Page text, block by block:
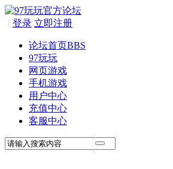
登录
| 立即注册
论坛首页BBS
97玩玩
网页游戏
手机游戏
用户中心
充值中心
客服中心